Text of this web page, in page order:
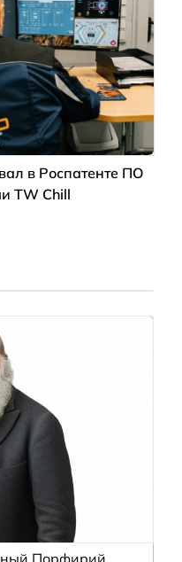
в Роспатенте ПО
TW Chill
Порфирий